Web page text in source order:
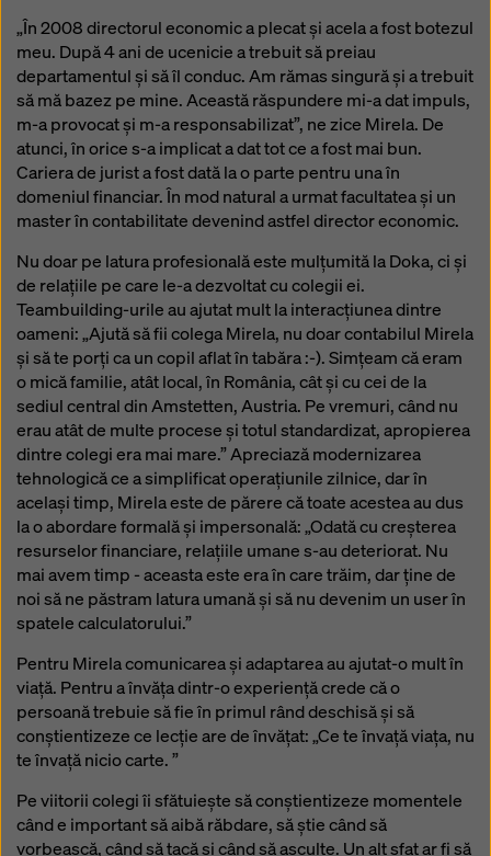
„În 2008 directorul economic a plecat și acela a fost botezul
meu. După 4 ani de ucenicie a trebuit să preiau
departamentul și să îl conduc. Am rămas singură și a trebuit
să mă bazez pe mine. Această răspundere mi-a dat impuls,
m-a provocat și m-a responsabilizat”, ne zice Mirela. De
atunci, în orice s-a implicat a dat tot ce a fost mai bun.
Cariera de jurist a fost dată la o parte pentru una în
domeniul financiar. În mod natural a urmat facultatea și un
master în contabilitate devenind astfel director economic.
Nu doar pe latura profesională este mulțumită la Doka, ci și
de relațiile pe care le-a dezvoltat cu colegii ei.
Teambuilding-urile au ajutat mult la interacțiunea dintre
oameni: „Ajută să fii colega Mirela, nu doar contabilul Mirela
și să te porți ca un copil aflat în tabăra :-). Simțeam că eram
o mică familie, atât local, în România, cât și cu cei de la
sediul central din Amstetten, Austria. Pe vremuri, când nu
erau atât de multe procese și totul standardizat, apropierea
dintre colegi era mai mare.” Apreciază modernizarea
tehnologică ce a simplificat operațiunile zilnice, dar în
același timp, Mirela este de părere că toate acestea au dus
la o abordare formală și impersonală: „Odată cu creșterea
resurselor financiare, relațiile umane s-au deteriorat. Nu
mai avem timp - aceasta este era în care trăim, dar ține de
noi să ne păstram latura umană și să nu devenim un user în
spatele calculatorului.”
Pentru Mirela comunicarea și adaptarea au ajutat-o mult în
viață. Pentru a învăța dintr-o experiență crede că o
persoană trebuie să fie în primul rând deschisă și să
conștientizeze ce lecție are de învățat: „Ce te învață viața, nu
te învață nicio carte. ”
Pe viitorii colegi îi sfătuiește să conștientizeze momentele
când e important să aibă răbdare, să știe când să
vorbească, când să tacă și când să asculte. Un alt sfat ar fi să